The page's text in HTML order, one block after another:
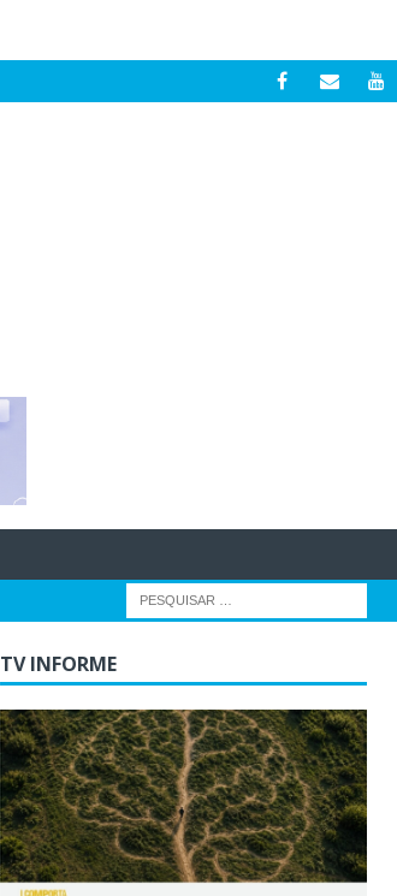
TV INFORME